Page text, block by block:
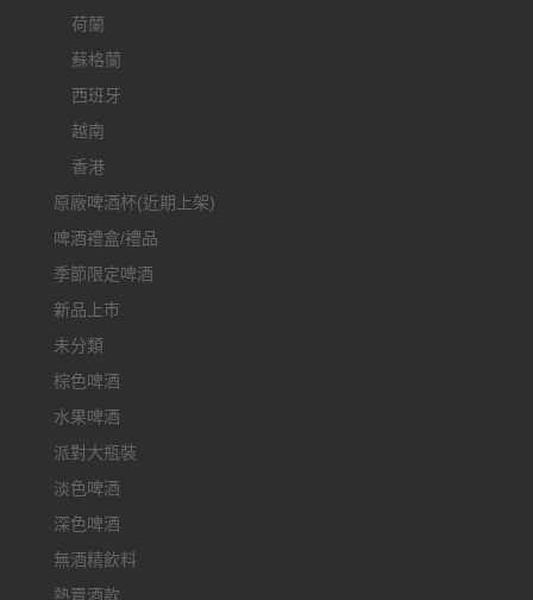
荷蘭
蘇格蘭
西班牙
越南
香港
原廠啤酒杯(近期上架)
啤酒禮盒/禮品
季節限定啤酒
新品上市
未分類
棕色啤酒
水果啤酒
派對大瓶裝
淡色啤酒
深色啤酒
無酒精飲料
熱賣酒款